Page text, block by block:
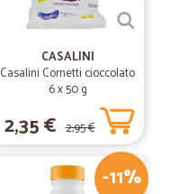
CASALINI
Casalini Cornetti cioccolato
6 x 50 g
2,35 € 2,95 €
-11%